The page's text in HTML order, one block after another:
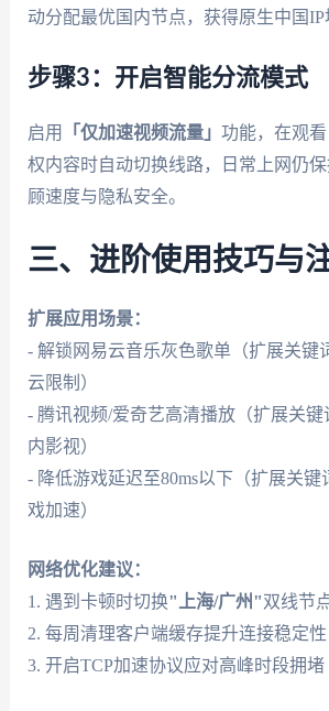
动分配最优国内节点，获得原生中国IP
步骤3：开启智能分流模式
启用 「仅加速视频流量」 功能，在观
权内容时自动切换线路，日常上网仍
顾速度与隐私安全。
三、进阶使用技巧与
扩展应用场景：
- 解锁网易云音乐灰色歌单（扩展关键
云限制）
- 腾讯视频/爱奇艺高清播放（扩展关键
内影视）
- 降低游戏延迟至80ms以下（扩展关
戏加速）
网络优化建议：
1. 遇到卡顿时切换"上海/广州"双线节
2. 每周清理客户端缓存提升连接稳定性
3. 开启TCP加速协议应对高峰时段拥堵